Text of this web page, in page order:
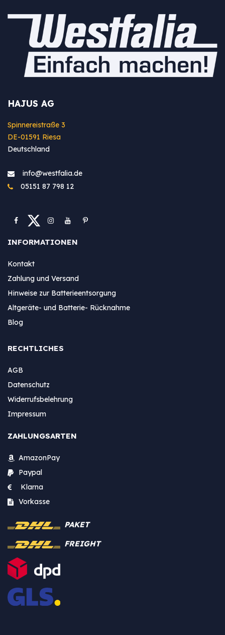
HAJUS AG
Spinnereistraße 3
DE-01591 Riesa
Deutschland
info@westfa​lia.de
05151 87 798 12
INFORMATIONEN
Kontakt
Zahlung und Versand
Hinweise zur Batterieentsorgung
Altgeräte- und Batterie- Rücknahme
Blog
RECHTLICHES
AGB
Datenschutz
Widerrufsbelehrung
Impressum
ZAHLUNGSARTEN
AmazonPay
Paypal
Klarna
Vorkasse
PAKET
FREIGHT